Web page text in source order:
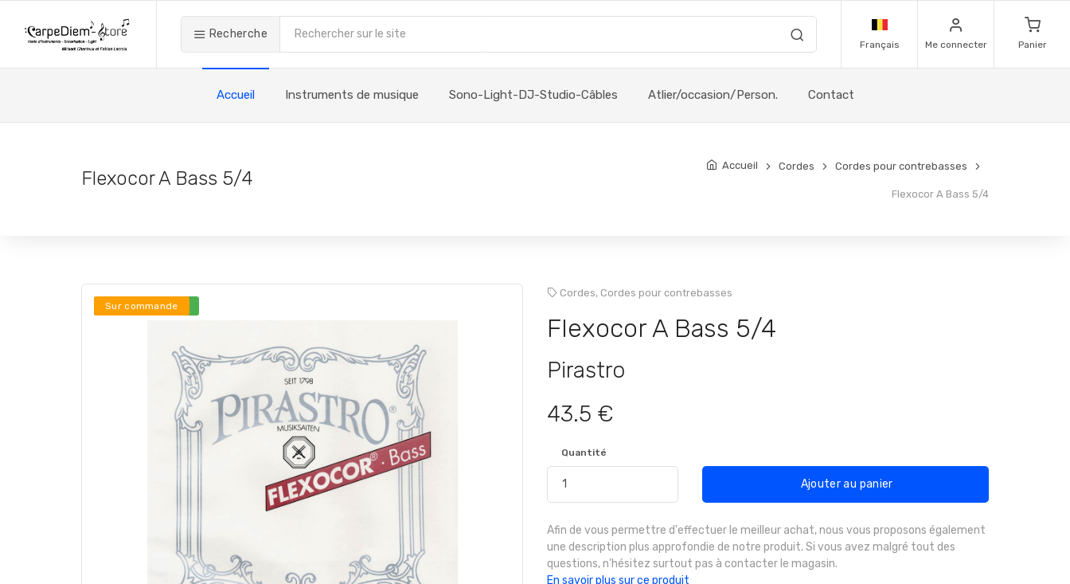
Recherche
Français Me connecter Panier
Accueil Instruments de musique Sono-Light-DJ-Studio-Câbles Atlier/occasion/Person. Contact
Flexocor A Bass 5/4
Accueil Cordes Cordes pour contrebasses
Flexocor A Bass 5/4
Stock en ligne ***
Sur commande
Cordes, Cordes pour contrebasses
Flexocor A Bass 5/4
Pirastro
43.5 €
Quantité
Ajouter au panier
Afin de vous permettre d'effectuer le meilleur achat, nous vous proposons également
une description plus approfondie de notre produit. Si vous avez malgré tout des
questions, n'hésitez surtout pas à contacter le magasin.
En savoir plus sur ce produit